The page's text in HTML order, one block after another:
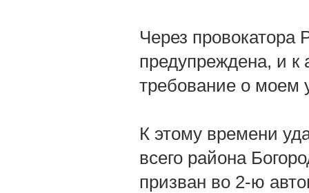
Через
предупреждена, и
требование о моем
К этому времени
всего района
призван во 2-ю